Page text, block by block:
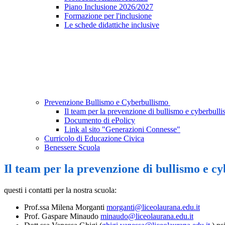
Piano Inclusione 2026/2027
Formazione per l'inclusione
Le schede didattiche inclusive
Prevenzione Bullismo e Cyberbullismo
Il team per la prevenzione di bullismo e
Documento di ePolicy
Link al sito "Generazioni Connesse"
Curricolo di Educazione Civica
Benessere Scuola
Il team per la prevenzione di bullismo e
questi i contatti per la nostra scuola:
Prof.ssa Milena Morganti morganti@liceolaurana.edu.it
Prof. Gaspare Minaudo minaudo@liceolaurana.edu.it